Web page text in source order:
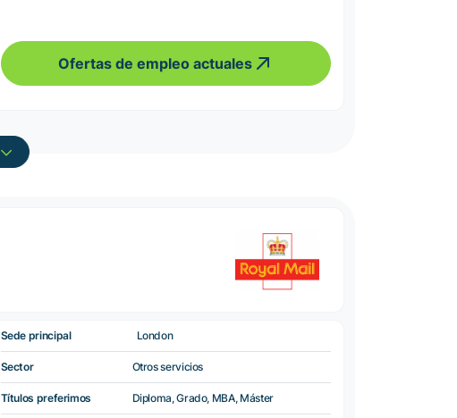
Ofertas de empleo actuales
Sede principal London
Sector Otros servicios
Títulos preferimos Diploma, Grado, MBA, Máster